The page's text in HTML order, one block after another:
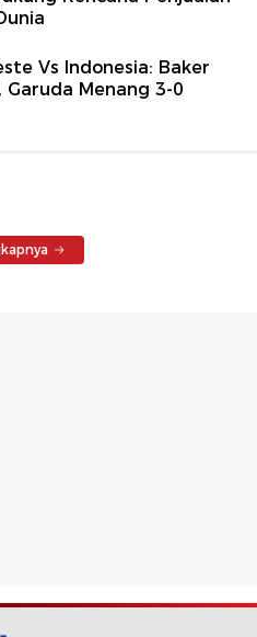
Vs Indonesia: Baker
Garuda Menang 3-0